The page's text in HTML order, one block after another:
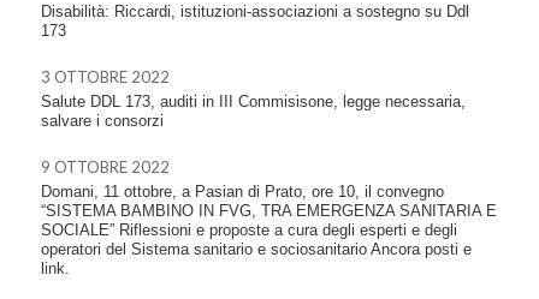
Disabilità: Riccardi, istituzioni-associazioni a sostegno su Ddl
173
3 OTTOBRE 2022
Salute DDL 173, auditi in III Commisisone, legge necessaria,
salvare i consorzi
9 OTTOBRE 2022
Domani, 11 ottobre, a Pasian di Prato, ore 10, il convegno
“SISTEMA BAMBINO IN FVG, TRA EMERGENZA SANITARIA E
SOCIALE” Riflessioni e proposte a cura degli esperti e degli
operatori del Sistema sanitario e sociosanitario Ancora posti e
link.